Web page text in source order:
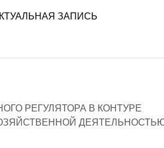
ЗАПИСЬ
РЕГУЛЯТОРА В КОНТУРЕ